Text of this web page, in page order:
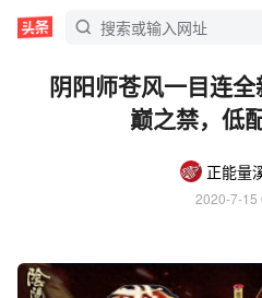
阴阳师苍风一目连
巅之禁，低
2020-7-15